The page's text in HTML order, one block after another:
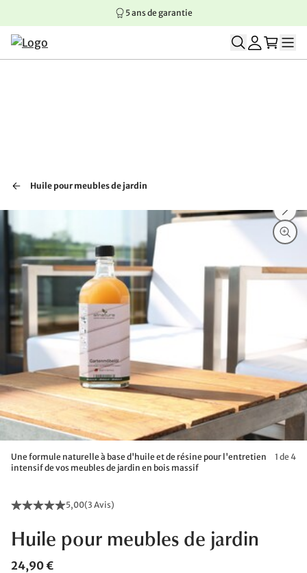
Aller au contenu principal
Aller à la navigation principale
Aller au pied de page
5 ans de garantie
Huile pour meubles de jardin
Une formule naturelle à base d'huile et de résine pour l'entretien
intensif de vos meubles de jardin en bois massif
1 de 4
5,00(3 Avis)
Huile pour meubles de jardin
24,90 €